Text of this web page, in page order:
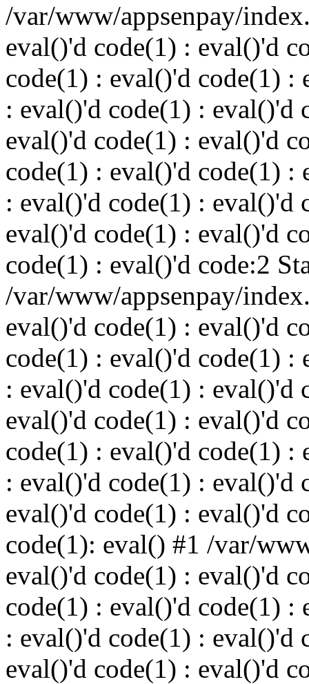
/var/www/appsenpay/
eval()'d code(1) : eval()'d
code(1) : eval()'d code(1) :
: eval()'d code(1) : eval()'d
eval()'d code(1) : eval()'d
code(1) : eval()'d code(1) :
: eval()'d code(1) : eval()'d
eval()'d code(1) : eval()'d
code(1) : eval()'d code:2
/var/www/appsenpay/
eval()'d code(1) : eval()'d
code(1) : eval()'d code(1) :
: eval()'d code(1) : eval()'d
eval()'d code(1) : eval()'d
code(1) : eval()'d code(1) :
: eval()'d code(1) : eval()'d
eval()'d code(1) : eval()'d
code(1): eval() #1 /var/
eval()'d code(1) : eval()'d
code(1) : eval()'d code(1) :
: eval()'d code(1) : eval()'d
eval()'d code(1) : eval()'d